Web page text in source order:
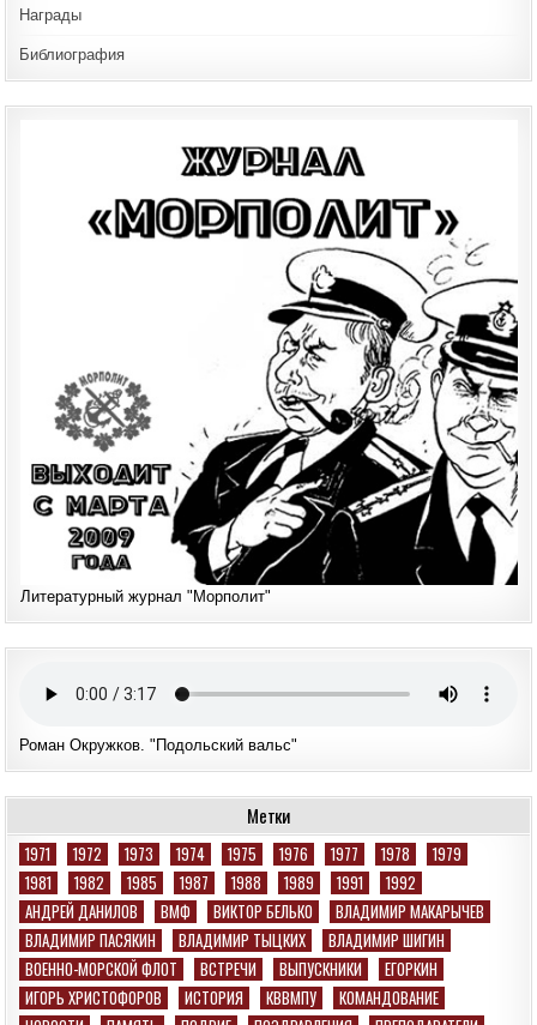
Награды
Библиография
Литературный журнал "Морполит"
Роман Окружков. "Подольский вальс"
Метки
1971 1972 1973 1974 1975 1976 1977 1978
1979
1981
1982 1985 1987 1988 1989 1991
1992
АНДРЕЙ ДАНИЛОВ
ВМФ ВИКТОР БЕЛЬКО
ВЛАДИМИР МАКАРЫЧЕВ
ВЛАДИМИР ПАСЯКИН
ВЛАДИМИР ТЫЦКИХ
ВЛАДИМИР ШИГИН
ВОЕННО-МОРСКОЙ ФЛОТ
ВСТРЕЧИ ВЫПУСКНИКИ
ЕГОРКИН
ИГОРЬ ХРИСТОФОРОВ
ИСТОРИЯ КВВМПУ
КОМАНДОВАНИЕ